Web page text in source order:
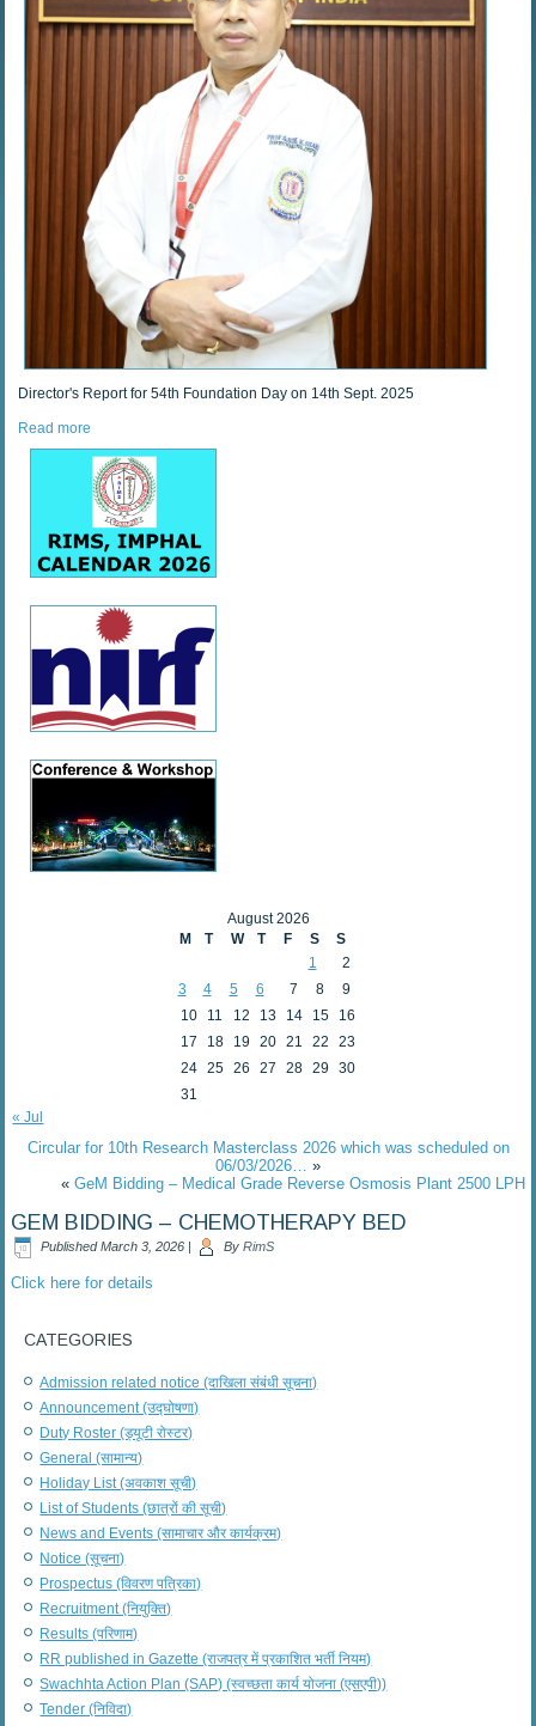
Director's Report for 54th Foundation Day on 14th Sept. 2025
Read more
August 2026
M
T W T F S
S
1
2
3
4 5 6 7 8
9
10
11 12 13 14 15
16
17
18 19 20 21 22
23
24 25 26 27 28 29
30
31
« Jul
Circular for 10th Research Masterclass 2026 which was scheduled on
06/03/2026…
»
« GeM Bidding – Medical Grade Reverse Osmosis Plant 2500 LPH
GEM BIDDING – CHEMOTHERAPY BED
Published March 3, 2026 | By RimS
Click here for details
CATEGORIES
Admission related notice (दाखिला संबंधी सूचना)
Announcement (उद्घोषणा)
Duty Roster (ड्यूटी रोस्टर)
General (सामान्य)
Holiday List (अवकाश सूची)
List of Students (छात्रों की सूची)
News and Events (सामाचार और कार्यक्रम)
Notice (सूचना)
Prospectus (विवरण पत्रिका)
Recruitment (नियुक्ति)
Results (परिणाम)
RR published in Gazette (राजपत्र में प्रकाशित भर्ती नियम)
Swachhta Action Plan (SAP) (स्वच्छता कार्य योजना (एसएपी))
Tender (निविदा)